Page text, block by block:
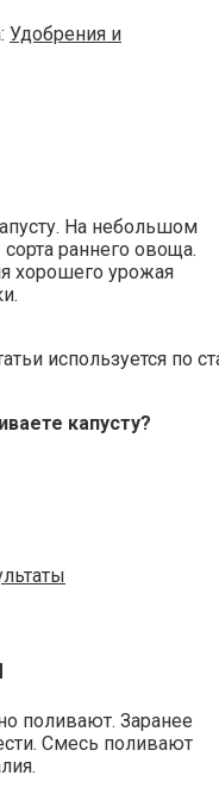
Удобрения и
На небольшом
раннего овоща.
хорошего урожая
используется по
капусту?
поливают. Заранее
Смесь поливают